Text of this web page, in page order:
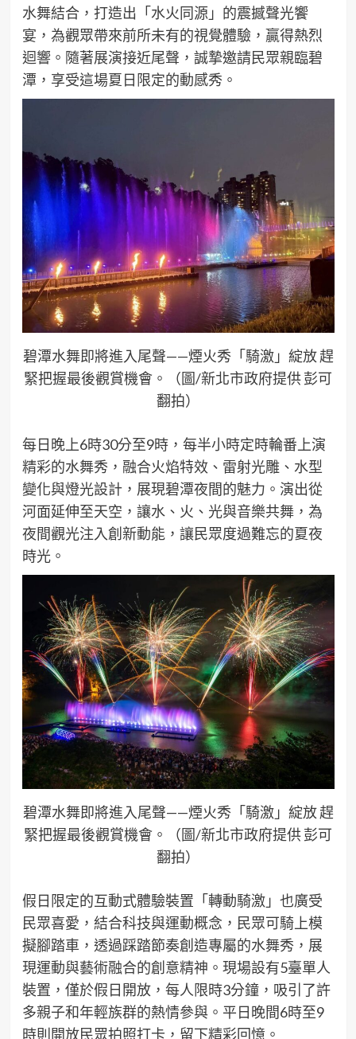
水舞結合，打造出「水火同源」的震撼聲光饗
宴，為觀眾帶來前所未有的視覺體驗，贏得熱烈
迴響。隨著展演接近尾聲，誠摯邀請民眾親臨碧
潭，享受這場夏日限定的動感秀。
碧潭水舞即將進入尾聲——煙火秀「騎激」綻放 趕
緊把握最後觀賞機會。（圖/新北市政府提供 彭可
翻拍）
每日晚上6時30分至9時，每半小時定時輪番上演
精彩的水舞秀，融合火焰特效、雷射光雕、水型
變化與燈光設計，展現碧潭夜間的魅力。演出從
河面延伸至天空，讓水、火、光與音樂共舞，為
夜間觀光注入創新動能，讓民眾度過難忘的夏夜
時光。
碧潭水舞即將進入尾聲——煙火秀「騎激」綻放 趕
緊把握最後觀賞機會。（圖/新北市政府提供 彭可
翻拍）
假日限定的互動式體驗裝置「轉動騎激」也廣受
民眾喜愛，結合科技與運動概念，民眾可騎上模
擬腳踏車，透過踩踏節奏創造專屬的水舞秀，展
現運動與藝術融合的創意精神。現場設有5臺單人
裝置，僅於假日開放，每人限時3分鐘，吸引了許
多親子和年輕族群的熱情參與。平日晚間6時至9
時則開放民眾拍照打卡，留下精彩回憶。